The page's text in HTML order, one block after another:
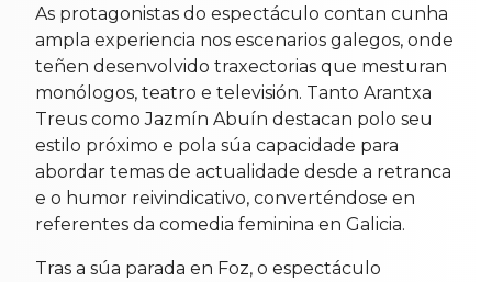
As protagonistas do espectáculo contan cunha
ampla experiencia nos escenarios galegos, onde
teñen desenvolvido traxectorias que mesturan
monólogos, teatro e televisión. Tanto Arantxa
Treus como Jazmín Abuín destacan polo seu
estilo próximo e pola súa capacidade para
abordar temas de actualidade desde a retranca
e o humor reivindicativo, converténdose en
referentes da comedia feminina en Galicia.
Tras a súa parada en Foz, o espectáculo